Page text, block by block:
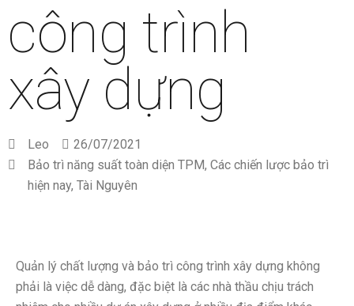
công trình
xây dựng
Leo
26/07/2021
Bảo trì năng suất toàn diện TPM, Các chiến lược bảo trì
hiện nay, Tài Nguyên
Quản lý chất lượng và bảo trì công trình xây dựng không
phải là việc dễ dàng, đặc biệt là các nhà thầu chịu trách